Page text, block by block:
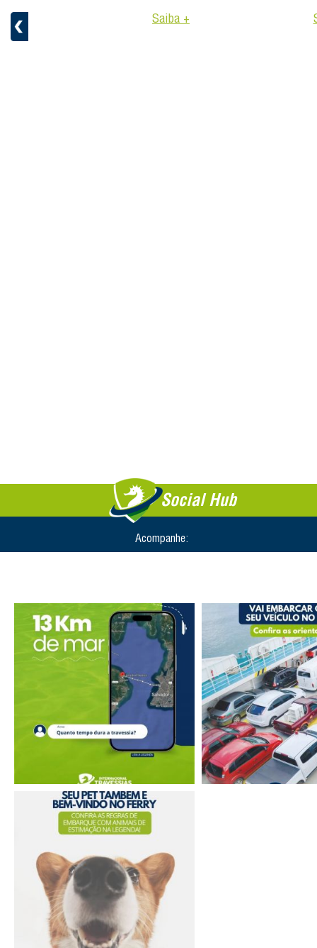
+
Saiba +
Social Hub
Acompanhe: